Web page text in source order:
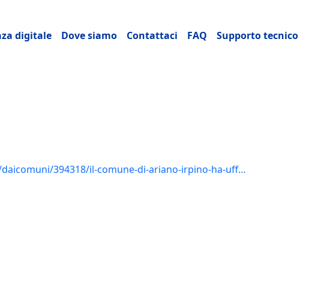
principale
digitale Dove siamo Contattaci FAQ Supporto tecnico
394318/il-comune-di-ariano-irpino-ha-uff…